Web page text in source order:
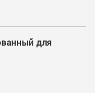
для